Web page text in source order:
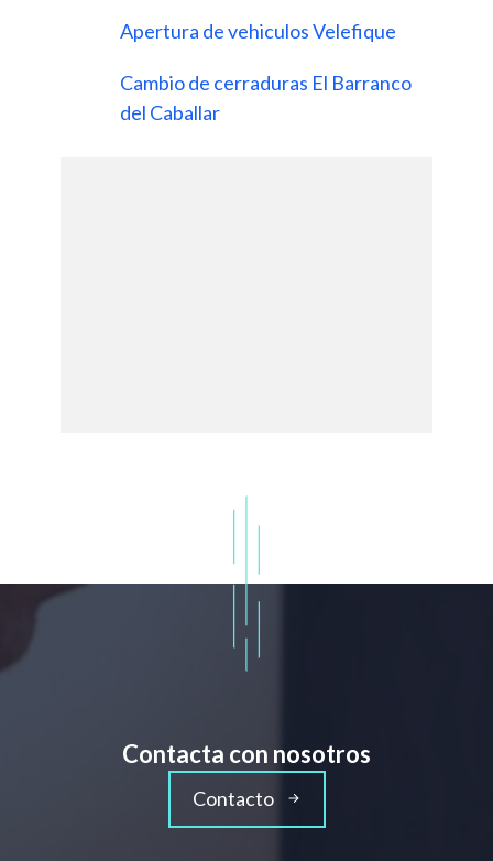
Apertura de vehiculos Velefique
Cambio de cerraduras El Barranco
del Caballar
Contacta con nosotros
Contacto